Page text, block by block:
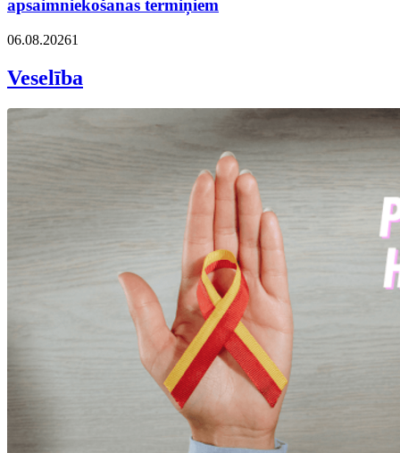
apsaimniekošanas termiņiem
06.08.20261
Veselība